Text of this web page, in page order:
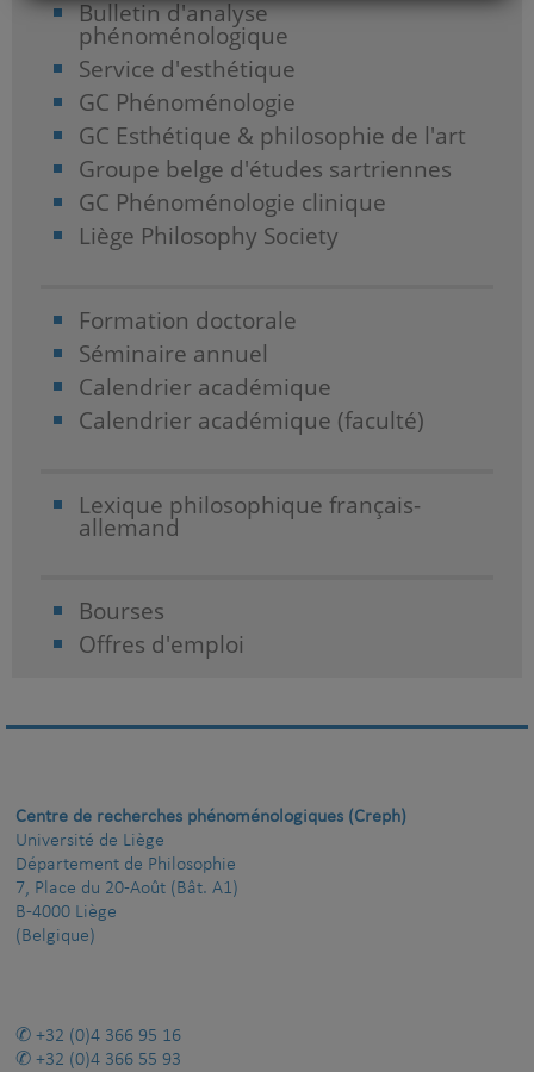
Bulletin d'analyse
phénoménologique
Service d'esthétique
GC Phénoménologie
GC Esthétique & philosophie de l'art
Groupe belge d'études sartriennes
GC Phénoménologie clinique
Liège Philosophy Society
Formation doctorale
Séminaire annuel
Calendrier académique
Calendrier académique (faculté)
Lexique philosophique français-
allemand
Bourses
Offres d'emploi
Centre de recherches phénoménologiques (Creph)
Université de Liège
Département de Philosophie
7, Place du 20-Août (Bât. A1)
B-4000 Liège
(Belgique)
+32 (0)4 366 95 16
+32 (0)4 366 55 93